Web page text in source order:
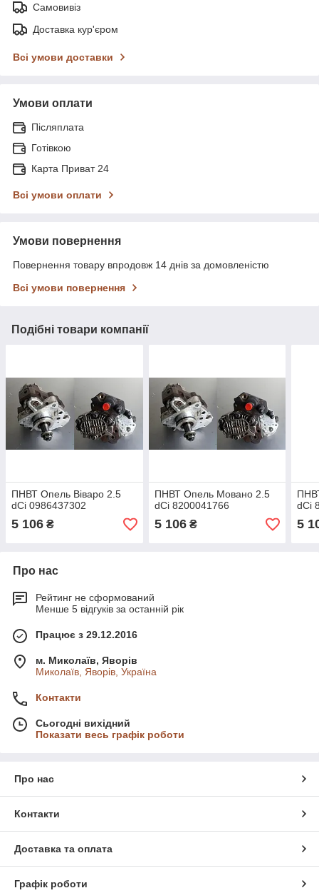
Самовивіз
Доставка кур'єром
Всі умови доставки
Умови оплати
Післяплата
Готівкою
Карта Приват 24
Всі умови оплати
Умови повернення
Повернення товару впродовж 14 днів за домовленістю
Всі умови повернення
Подібні товари компанії
ПНВТ Опель Віваро 2.5
dCi 0986437302
5 106 ₴
ПНВТ Опель Мовано 2.5
dCi 8200041766
5 106₴
dCi
5
Про нас
Рейтинг не сформований
Менше 5 відгуків за останній рік
Працює з 29.12.2016
м. Миколаїв, Яворів
Миколаїв, Яворів, Україна
Контакти
Сьогодні вихідний
Показати весь графік роботи
Про нас
Контакти
Доставка та оплата
Графік роботи